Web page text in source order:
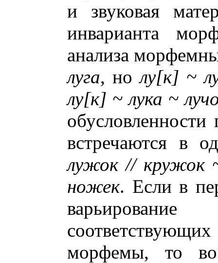
и звуковая
инварианта
анализа
луга, нолу[к] ~
лу[к] ~ лука ~
встречаются в
лужок // кружок
ножек. Если в
морфемы, то во